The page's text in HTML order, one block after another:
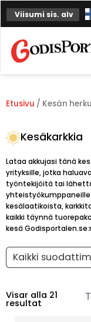
Siirry
sisältöön
Viisumi sis. alv
Etusivu / Kesän
Kesäkarkkia
Lataa akkujasi tänä
yrityksille, jotka
työntekijöitä tai
kesälaatikoista,
kaikki täynnä
kesä
Kaikki
Visar alla 21
resultat